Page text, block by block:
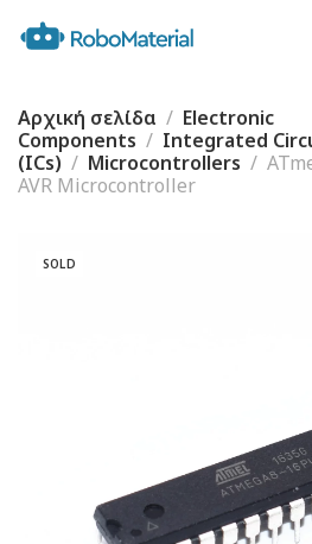
Αρχική σελίδα
Electronic
Components
Integrated
(ICs)
Microcontrollers
AVR Microcontroller
SOLD